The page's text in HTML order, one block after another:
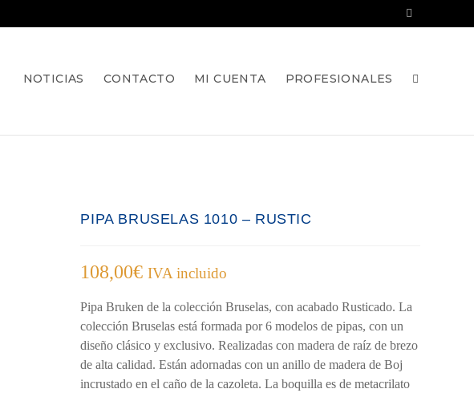
NOTICIAS CONTACTO MI CUENTA PROFESIONALES
PIPA BRUSELAS 1010 – RUSTIC
108,00€ IVA incluido
Pipa Bruken de la colección Bruselas, con acabado Rusticado. La
colección Bruselas está formada por 6 modelos de pipas, con un
diseño clásico y exclusivo. Realizadas con madera de raíz de brezo
de alta calidad. Están adornadas con un anillo de madera de Boj
incrustado en el caño de la cazoleta. La boquilla es de metacrilato